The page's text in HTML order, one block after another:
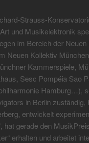
Strauss-
und Musikelektronik
im Bereich der
Neuen Kollektiv
Kammerspiele,
Sesc Pompéia Sao
Hamburg…),
in Berlin zuständig,
entwickelt
hat gerade den
erhalten und arbeitet